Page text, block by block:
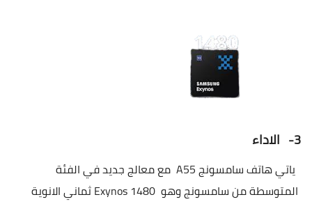
3- الاداء
ياتي هاتف سامسونجA55 مع معالج جديد في الفئة
المتوسطة من سامسونج وهو Exynos 1480ثماني الانوية